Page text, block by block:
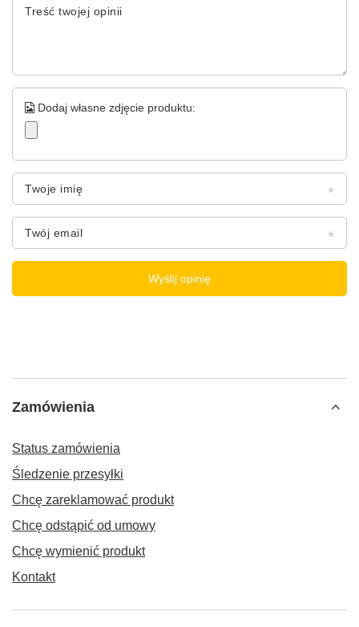
Treść twojej opinii
Dodaj własne zdjęcie produktu:
Twoje imię
Twój email
Wyślij opinię
Zamówienia
Status zamówienia
Śledzenie przesyłki
Chcę zareklamować produkt
Chcę odstąpić od umowy
Chcę wymienić produkt
Kontakt